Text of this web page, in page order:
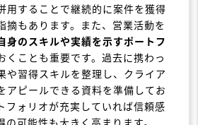
用することで継続的に案件を獲得
摘もあります。また、営業活動を
身のスキルや実績を示すポートフ
くことも重要です。過去に携わっ
や習得スキルを整理し、クライア
アピールできる資料を準備してお
フォリオが充実していれば信頼感
可能性も大きく高まります。